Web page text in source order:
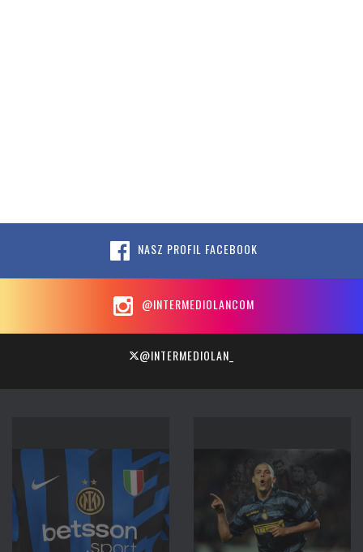
NASZ PROFIL FACEBOOK
@INTERMEDIOLANCOM
@INTERMEDIOLAN_